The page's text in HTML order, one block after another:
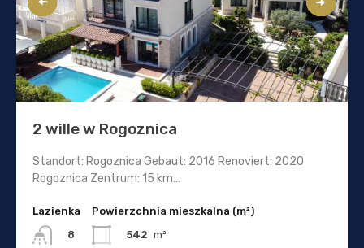
2 wille w Rogoznica
Standort: Rogoznica Gebaut: 2016 Renoviert: 2020
Rogoznica Zentrum: 15 km…
Lazienka
8
Powierzchnia mieszkalna (m²)
542 m²